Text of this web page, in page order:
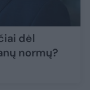
dėl
normų?